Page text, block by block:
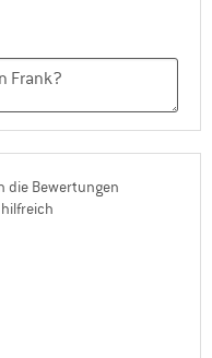
die Bewertungen